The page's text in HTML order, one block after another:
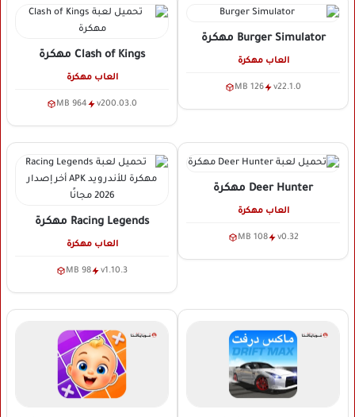
Burger Simulator مهكرة
العاب مهكرة
v22.1.0
126 MB
Clash of Kings مهكرة
العاب مهكرة
v200.03.0
964 MB
Deer Hunter مهكرة
العاب مهكرة
v0.32
108 MB
Racing Legends مهكرة
العاب مهكرة
v1.10.3
98 MB